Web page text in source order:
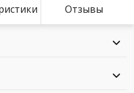
Отзывы